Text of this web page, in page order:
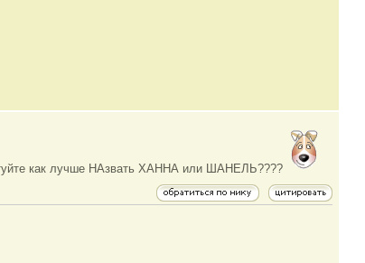
как лучше НАзвать ХАННА или ШАНЕЛЬ????